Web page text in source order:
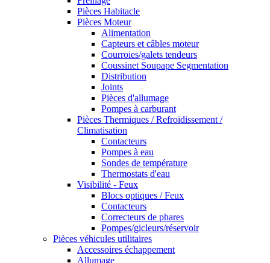
Pièces Habitacle
Pièces Moteur
Alimentation
Capteurs et câbles moteur
Courroies/galets tendeurs
Coussinet Soupape Segmentation
Distribution
Joints
Pièces d'allumage
Pompes à carburant
Pièces Thermiques / Refroidissement /
Climatisation
Contacteurs
Pompes à eau
Sondes de température
Thermostats d'eau
Visibilité - Feux
Blocs optiques / Feux
Contacteurs
Correcteurs de phares
Pompes/gicleurs/réservoir
Pièces véhicules utilitaires
Accessoires échappement
Allumage